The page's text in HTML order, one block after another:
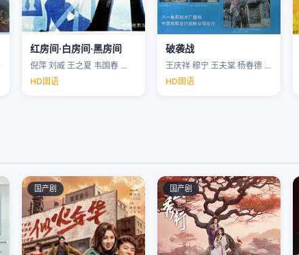
红房间·白房间·黑房间
倪萍 刘威 王之夏 韦国春 …
HD国语
破袭战
王庆祥 穆宁 王夫棠 杨春德 …
HD国语
国产剧 国产剧